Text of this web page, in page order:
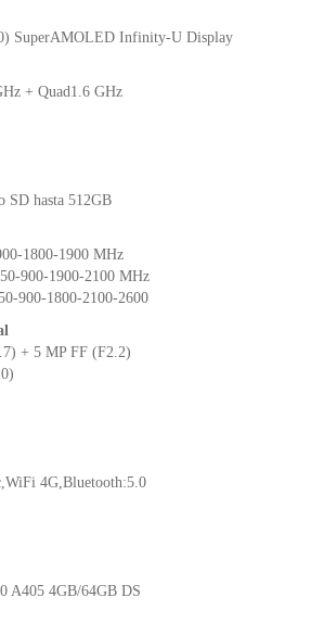
p dl
SuperAMOLED Infinity-U Display
+ Quad1.6 GHz
SD hasta 512GB
1800-1900 MHz
900-1900-2100 MHz
900-1800-2100-2600
+ 5 MP FF (F2.2)
4G,Bluetooth:5.0
A405 4GB/64GB DS